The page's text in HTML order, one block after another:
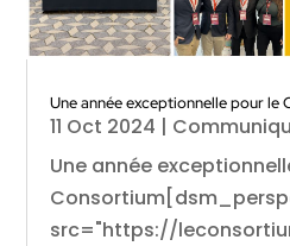
Une année exceptionnelle pour le
11 Oct 2024 |
Une année
src="https://